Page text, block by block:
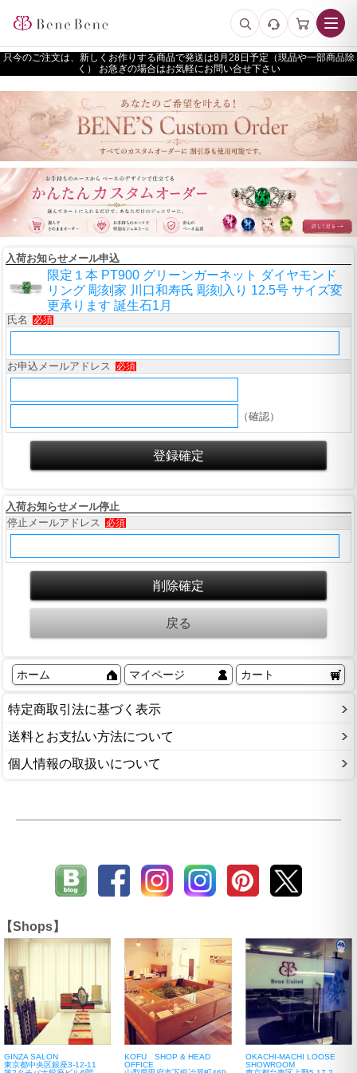
只今のご注文は、新しくお作りする商品で発送は
予定（現品や一部商品除
く） お急ぎの場合はお気軽にお問い合せ下さい
入荷お知らせメール申込
限定１本 PT900 グリーンガーネット ダイヤモンド
リング 彫刻家 川口和寿氏 彫刻入り 12.5号 サイズ変
更承ります 誕生石1月
氏名 必須
お申込メールアドレス 必須
（確認）
入荷お知らせメール停止
停止メールアドレス
必須
ホーム マイページ カート
特定商取引法に基づく表示
送料とお支払い方法について
個人情報の取扱いについて
【Shops】
GINZA SALON
東京都中央区銀座3-12-11
KOFU SHOP & HEAD
OFFICE
OKACHI-MACHI LOOSE
SHOWROOM